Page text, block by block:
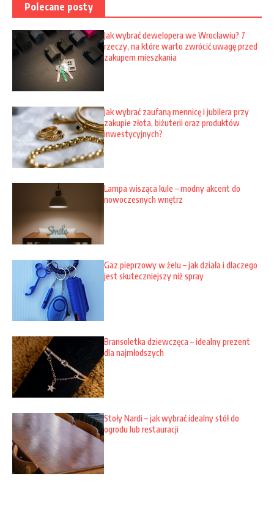
Polecane posty
Jak wybrać dewelopera we Wrocławiu? 7
rzeczy, na które warto zwrócić uwagę przed
zakupem mieszkania
Jak wybrać zaufaną mennicę i jubilera przy
zakupie złota, biżuterii oraz produktów
inwestycyjnych?
Lampa wisząca kule – modny akcent do
nowoczesnych wnętrz
Gaz pieprzowy w żelu – jak działa i dlaczego
jest skuteczniejszy niż spray
Bransoletka dziewczęca – idealny prezent
dla najmłodszych
Stoły Nardi – jak wybrać idealny stół do
ogrodu lub restauracji